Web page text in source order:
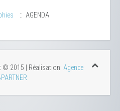
:: AGENDA
© 2015 | Réalisation: Agence